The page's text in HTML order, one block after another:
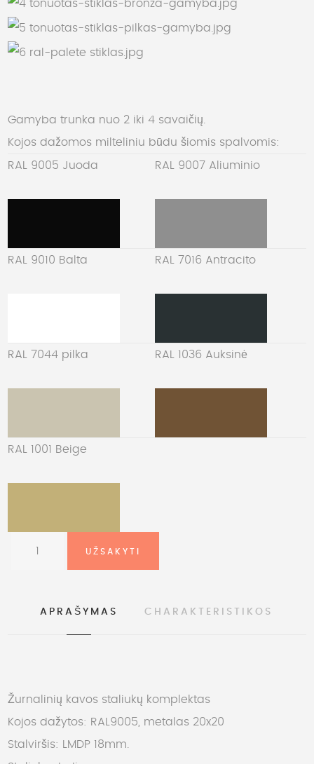
Gamyba trunka nuo 2 iki 4 savaičių.
Kojos dažomos milteliniu būdu šiomis spalvomis:
RAL 9005 Juoda RAL 9007 Aliuminio
RAL 9010 Balta RAL 7016 Antracito
RAL 7044 pilka RAL 1036 Auksinė
RAL 1001 Beige
APRAŠYMAS CHARAKTERISTIKOS
Žurnalinių kavos staliukų komplektas
Kojos dažytos: RAL9005, metalas 20x20
Stalviršis: LMDP 18mm.